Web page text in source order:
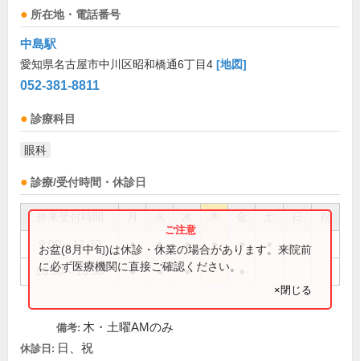
所在地・電話番号
中島駅
愛知県名古屋市中川区昭和橋通6丁目4 [地図]
052-381-8811
診療科目
眼科
診療/受付時間・休診日
祝
9:00～12:30 ● ● ● ● ●
16:30～18:30 ● ● ●
お盆(8月中旬)は休診・休業の場合があります。来院前
に必ず医療機関に直接ご確認ください。
×閉じる
備考: 木・土曜AMのみ
休診日: 日、祝